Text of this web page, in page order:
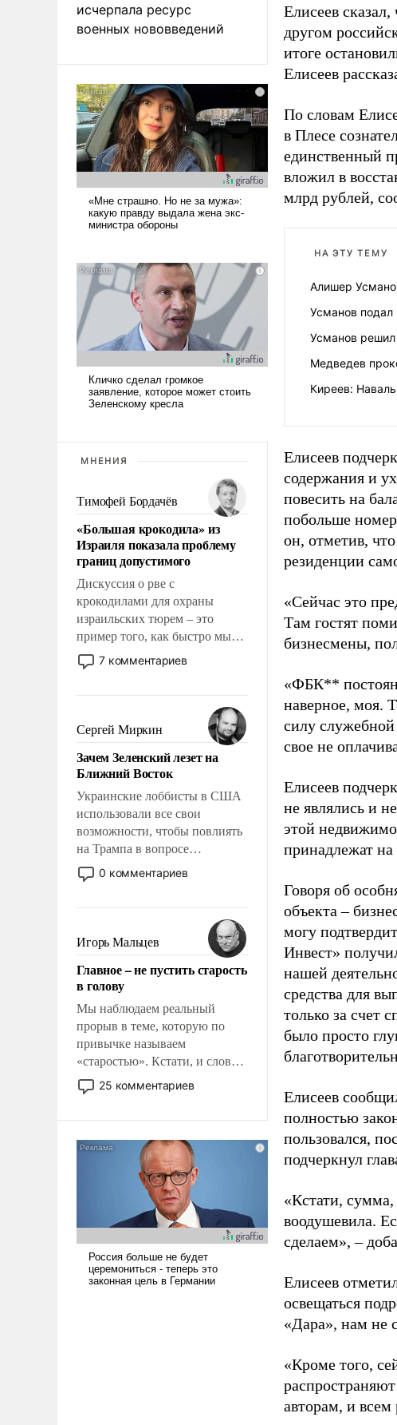
исчерпала ресурс
военных нововведений
МНЕНИЯ
Тимофей Бордачёв
«Большая крокодила» из
Израиля показала проблему
границ допустимого
Дискуссия о рве с
крокодилами для охраны
израильских тюрем – это
пример того, как быстро мы
двигаемся по пути
революционных изменений.
псевдонаучной фантастики,
стало всерьез обсуждаемой
идеей.
7 комментариев
Сергей Миркин
Зачем Зеленский лезет на
Ближний Восток
Украинские лоббисты в США
использовали все свои
возможности, чтобы повлиять
на Трампа в вопросе
предоставления вооружений
своим нанимателям. Вероятно,
консультирует Киев, пришла в
голову мысль: хорошо бы
продемонстрировать, что
Украина вступила в
вооруженное противостояние
с Ираном.
0 комментариев
Игорь Мальцев
Главное – не пустить старость
в голову
Мы наблюдаем реальный
прорыв в теме, которую по
привычке называем
«старостью». Кстати, и слово-
то это уже стараются не
использовать – так же, как
что оно уже несет негативные
коннотации.
25 комментариев
Елисеев
другом
итоге
Елисеев
По словам
в Плесе
единственный
вложил в
млрд рублей,
НА ЭТУ ТЕМУ
Алишер
Усманов подал
Усманов решил
Медведев
Киреев:
Елисеев
содержания и
повесить на
побольше
он, отметив,
резиденции
«Сейчас это
Там гостят
бизнесмены,
«ФБК**
наверное, моя.
силу
свое не
Елисеев
не являлись и
этой
принадлежат
Говоря об
объекта –
могу
Инвест»
нашей
средства для
только за счет
было просто
Елисеев
полностью
пользовался,
подчеркнул
«Кстати,
воодушевила.
сделаем», –
Елисеев
освещаться
«Дара», нам не
«Кроме того,
авторам, и всем